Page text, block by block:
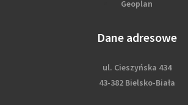
Geoplan
Dane adresowe
ul. Cieszyńska 434
43-382 Bielsko-Biała